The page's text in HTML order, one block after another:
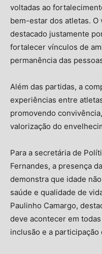
voltadas ao
bem-estar dos atletas.
destacado justamente
fortalecer vínculos de
permanência das
Além das partidas, a
experiências entre
promovendo
valorização do
Para a secretária de
Fernandes, a presença
demonstra que idade
saúde e qualidade de
Paulinho Camargo,
deve acontecer em
inclusão e a participação